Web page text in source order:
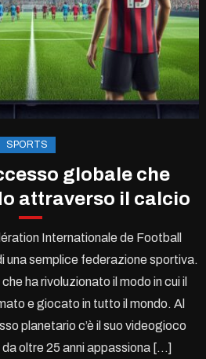
SPORTS
globale che
attraverso il calcio
Internationale de Football
una semplice federazione sportiva.
ha rivoluzionato il modo in cui il
e giocato in tutto il mondo. Al
planetario c’è il suo videogioco
oltre 25 anni appassiona […]